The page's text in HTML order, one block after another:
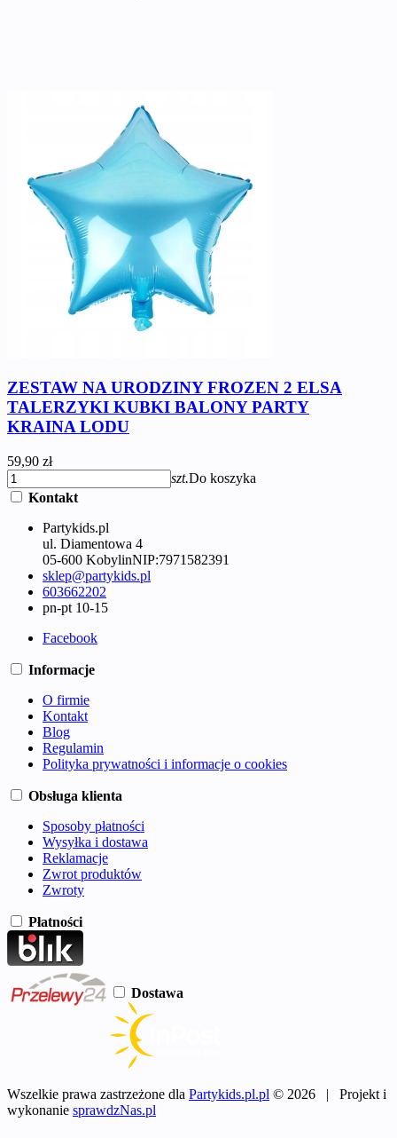
ZESTAW NA URODZINY FROZEN 2 ELSA
TALERZYKI KUBKI BALONY PARTY
KRAINA LODU
59,90 zł
szt.Do koszyka
Kontakt
Partykids.pl
ul. Diamentowa 4
05-600 KobylinNIP:7971582391
sklep@partykids.pl
603662202
pn-pt 10-15
Facebook
Informacje
O firmie
Kontakt
Blog
Regulamin
Polityka prywatności i informacje o cookies
Obsługa klienta
Sposoby płatności
Wysyłka i dostawa
Reklamacje
Zwrot produktów
Zwroty
Płatności
Dostawa
Wszelkie prawa zastrzeżone dla Partykids.pl.pl © 2026 | Projekt i
wykonanie sprawdzNas.pl